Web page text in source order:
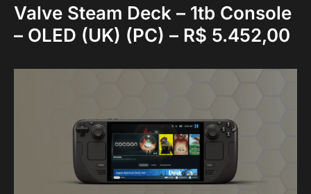
Valve Steam Deck – 1tb Console
– OLED (UK) (PC) – R$ 5.452,00